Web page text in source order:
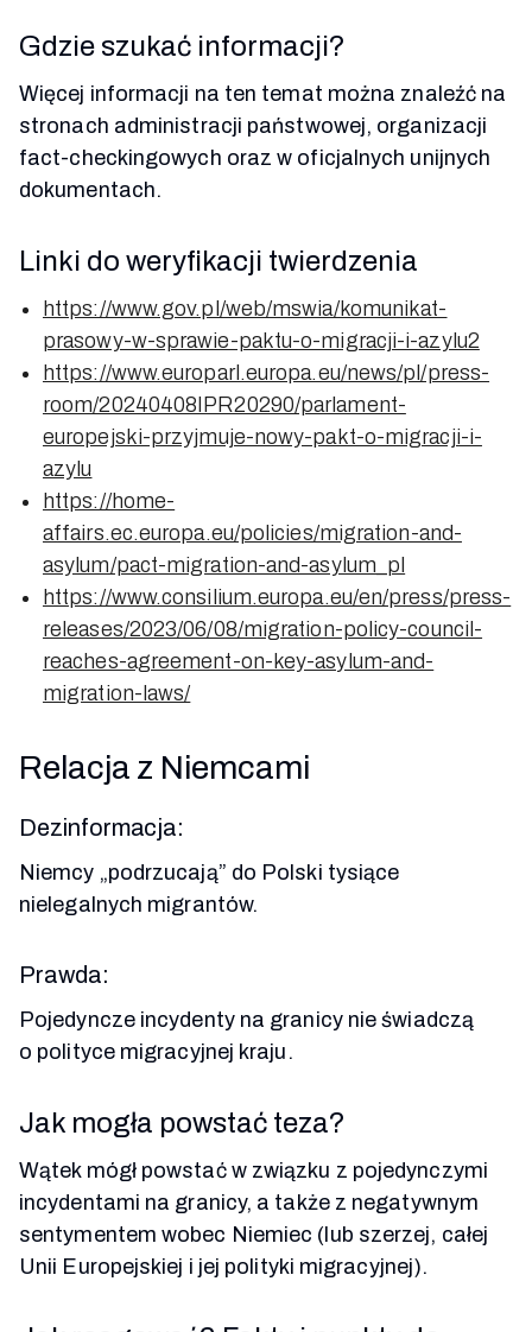
Gdzie szukać informacji?
Więcej informacji na ten temat można znaleźć na
stronach administracji państwowej, organizacji
fact-checkingowych oraz w oficjalnych unijnych
dokumentach.
Linki do weryfikacji twierdzenia
https://www.gov.pl/web/mswia/komunikat-
prasowy-w-sprawie-paktu-o-migracji-i-azylu2
https://www.europarl.europa.eu/news/pl/press-
room/20240408IPR20290/parlament-
europejski-przyjmuje-nowy-pakt-o-migracji-i-
azylu
https://home-
affairs.ec.europa.eu/policies/migration-and-
asylum/pact-migration-and-asylum_pl
https://www.consilium.europa.eu/en/press/press-
releases/2023/06/08/migration-policy-council-
reaches-agreement-on-key-asylum-and-
migration-laws/
Relacja z Niemcami
Dezinformacja:
Niemcy „podrzucają” do Polski tysiące
nielegalnych migrantów.
Prawda:
Pojedyncze incydenty na granicy nie świadczą
o polityce migracyjnej kraju.
Jak mogła powstać teza?
Wątek mógł powstać w związku z pojedynczymi
incydentami na granicy, a także z negatywnym
sentymentem wobec Niemiec (lub szerzej, całej
Unii Europejskiej i jej polityki migracyjnej).